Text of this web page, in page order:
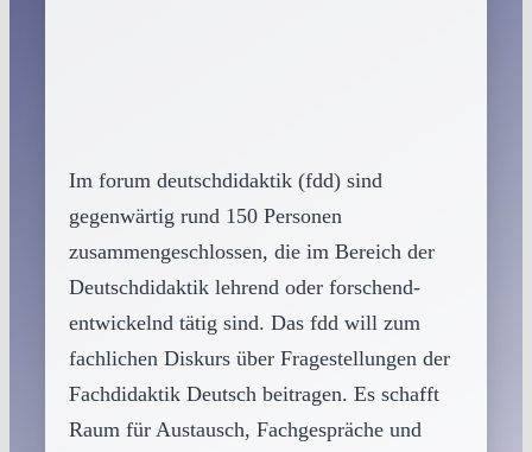
Im forum deutschdidaktik (fdd) sind
gegenwärtig rund 150 Personen
zusammengeschlossen, die im Bereich der
Deutschdidaktik lehrend oder forschend-
entwickelnd tätig sind. Das fdd will zum
fachlichen Diskurs über Fragestellungen der
Fachdidaktik Deutsch beitragen. Es schafft
Raum für Austausch, Fachgespräche und